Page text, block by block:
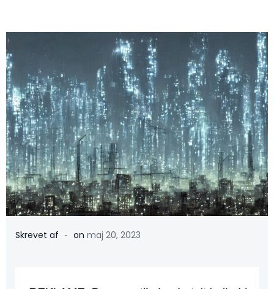
Skrevet af - on maj 20, 2023